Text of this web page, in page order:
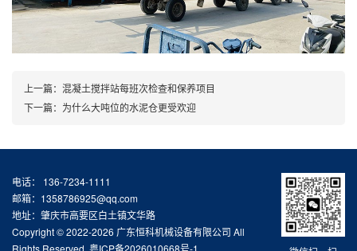
上一篇： 混凝土搅拌站每班次检查和保养项目
下一篇： 为什么大吨位的水泥仓更受欢迎
电话： 136-7234-1111
邮箱：1358786925@qq.com
地址：肇庆市高要区白土镇文华路
Copyright © 2022-2026 广东恒科机械设备有限公司 All
Rights Reserved. 粤ICP备2026010668号-1